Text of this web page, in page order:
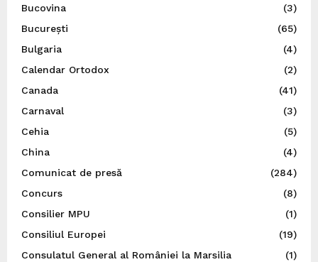
Bucovina
(3)
București
(65)
Bulgaria
(4)
Calendar Ortodox
(2)
Canada
(41)
Carnaval
(3)
Cehia
(5)
China
(4)
Comunicat de presă
(284)
Concurs
(8)
Consilier MPU
(1)
Consiliul Europei
(19)
Consulatul General al României la Marsilia
(1)